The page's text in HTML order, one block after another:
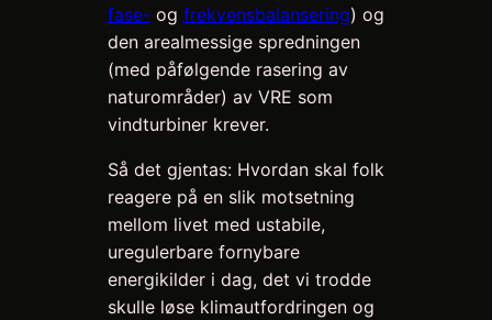
fase-og frekvensbalansering) og
den arealmessige spredningen
(med påfølgende rasering av
naturområder) av VRE som
vindturbiner krever.
Så det gjentas: Hvordan skal folk
reagere på en slik motsetning
mellom livet med ustabile,
uregulerbare fornybare
energikilder i dag, det vi trodde
skulle løse klimautfordringen og